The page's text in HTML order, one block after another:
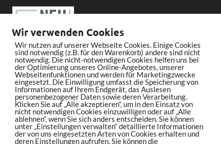
Wir verwenden Cookies
Wir nutzen auf unserer Webseite Cookies. Einige Cookies
sind notwendig (z.B. für den Warenkorb) andere sind nicht
notwendig. Die nicht-notwendigen Cookies helfen uns bei
der Optimierung unseres Online-Angebotes, unserer
Webseitenfunktionen und werden für Marketingzwecke
eingesetzt. Die Einwilligung umfasst die Speicherung von
Informationen auf Ihrem Endgerät, das Auslesen
personenbezogener Daten sowie deren Verarbeitung.
Klicken Sie auf „Alle akzeptieren“, um in den Einsatz von
nicht notwendigen Cookies einzuwilligen oder auf „Alle
ablehnen“, wenn Sie sich anders entscheiden. Sie können
unter „Einstellungen verwalten“ detaillierte Informationen
der von uns eingesetzten Arten von Cookies erhalten und
deren Einstellungen aufrufen. Sie können die